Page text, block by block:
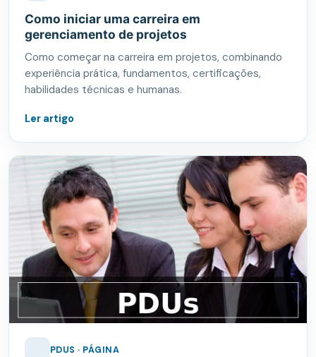
Como iniciar uma carreira em
gerenciamento de projetos
Como começar na carreira em projetos, combinando
experiência prática, fundamentos, certificações,
habilidades técnicas e humanas.
Ler artigo
PDUS · PÁGINA